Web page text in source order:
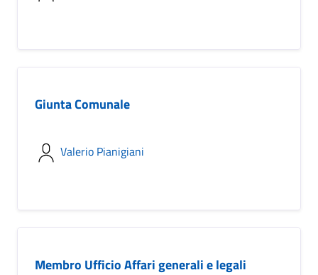
Giunta Comunale
Valerio Pianigiani
Membro Ufficio Affari generali e legali